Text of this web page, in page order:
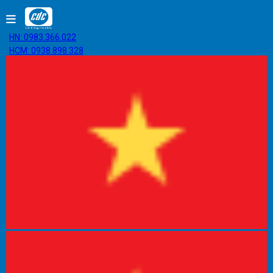
HN: 0983.366.022
HCM: 0938.898.328